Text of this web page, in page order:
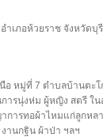
เภอห้วยราช จังหวัดบุ
หมู่ที่ 7 ตำบลบ้านตะโ
ารนุ่งห่ม ผู้หญิง สตรี ใ
ารทอผ้าไหมแก่ลูกห
านกฐิน ผ้าป่า ฯลฯ